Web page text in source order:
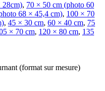
28cm), 70 × 50 cm (photo 60
68 × 45,4 cm), 100 × 70
, 45 × 30 cm, 60 × 40 cm, 75
× 70 cm, 120 × 80 cm, 135
(format sur mesure)